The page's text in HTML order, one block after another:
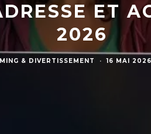
ET
2026
& DIVERTISSEMENT · 16 MAI 2026